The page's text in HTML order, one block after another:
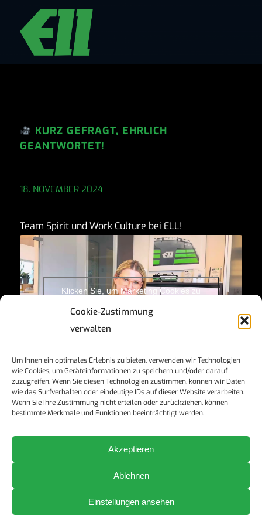
Cookie-Zustimmung
verwalten
Um Ihnen ein optimales Erlebnis zu bieten, verwenden wir Technologien
wie Cookies, um Geräteinformationen zu speichern und/oder darauf
zuzugreifen. Wenn Sie diesen Technologien zustimmen, können wir Daten
wie das Surfverhalten oder eindeutige IDs auf dieser Website verarbeiten.
Wenn Sie Ihre Zustimmung nicht erteilen oder zurückziehen, können
bestimmte Merkmale und Funktionen beeinträchtigt werden.
Akzeptieren
Ablehnen
Einstellungen ansehen
KURZ GEFRAGT, EHRLICH
GEANTWORTET!
18. NOVEMBER 2024
Team Spirit und Work Culture bei ELL!
Klicken Sie, um Marketing Cookies zu
Datenschutz